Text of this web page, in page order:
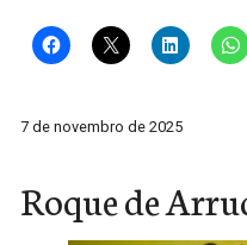
7 de novembro de 2025
Roque de